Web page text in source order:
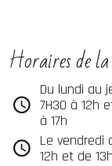
Horaires de
Du lundi au
7H30 à 12h
à 17h
Le vendredi
12h et de